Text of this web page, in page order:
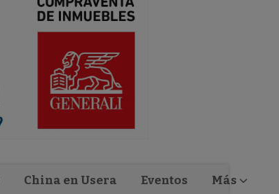
China en Usera Eventos Más